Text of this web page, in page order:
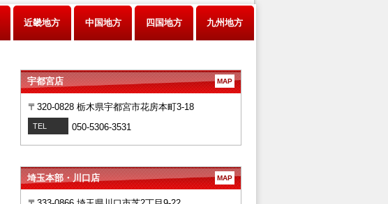
近畿地方 中国地方 四国地方 九州地方
宇都宮店 MAP
〒320-0828 栃木県宇都宮市花房本町3-18
TEL 050-5306-3531
埼玉本部・川口店 MAP